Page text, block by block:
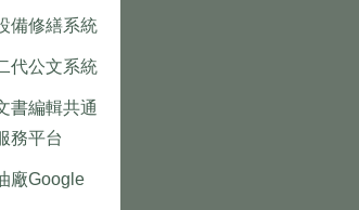
備修繕系統
代公文系統
書編輯共通
務平台
廠Google